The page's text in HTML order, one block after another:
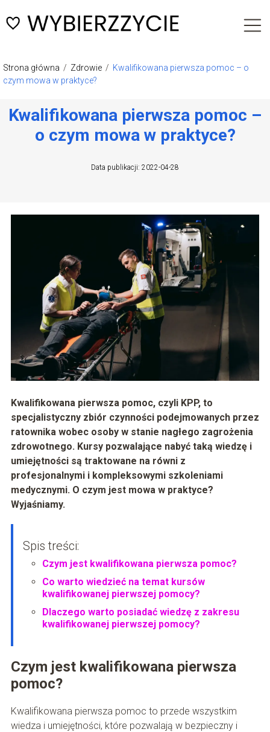
Strona główna / Zdrowie / Kwalifikowana pierwsza pomoc – o
czym mowa w praktyce?
Kwalifikowana pierwsza pomoc –
o czym mowa w praktyce?
Data publikacji: 2022-04-28
Kwalifikowana pierwsza pomoc, czyli KPP, to
specjalistyczny zbiór czynności podejmowanych przez
ratownika wobec osoby w stanie nagłego zagrożenia
zdrowotnego. Kursy pozwalające nabyć taką wiedzę i
umiejętności są traktowane na równi z
profesjonalnymi i kompleksowymi szkoleniami
medycznymi. O czym jest mowa w praktyce?
Wyjaśniamy.
Spis treści:
Czym jest kwalifikowana pierwsza pomoc?
Co warto wiedzieć na temat kursów
kwalifikowanej pierwszej pomocy?
Dlaczego warto posiadać wiedzę z zakresu
kwalifikowanej pierwszej pomocy?
Czym jest kwalifikowana pierwsza
pomoc?
Kwalifikowana pierwsza pomoc to przede wszystkim
wiedza i umiejętności, które pozwalają w bezpieczny i